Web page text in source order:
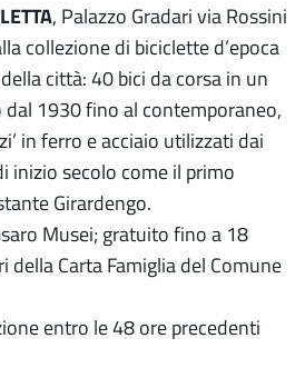
, Palazzo Gradari via Rossini
collezione di biciclette d’epoca
città: 40 bici da corsa in un
1930 fino al contemporaneo,
in ferro e acciaio utilizzati dai
inizio secolo come il primo
Girardengo.
Musei; gratuito fino a 18
della Carta Famiglia del Comune
entro le 48 ore precedenti